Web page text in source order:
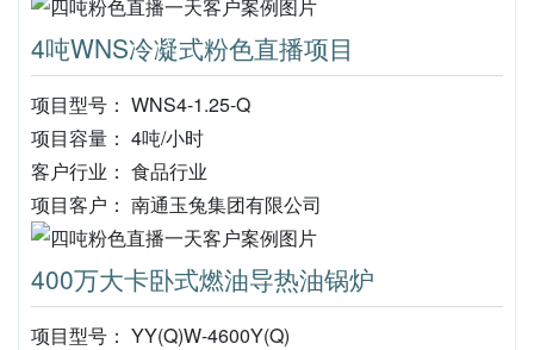
4吨WNS冷凝式粉色直播项目
项目型号： WNS4-1.25-Q
项目容量： 4吨/小时
客户行业： 食品行业
项目客户： 南通玉兔集团有限公司
400万大卡卧式燃油导热油锅炉
项目型号： YY(Q)W-4600Y(Q)